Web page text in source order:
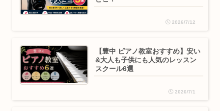
2026/7/12
【豊中 ピアノ教室おすすめ】安い
&大人も子供にも人気のレッスン
スクール6選
2026/7/1